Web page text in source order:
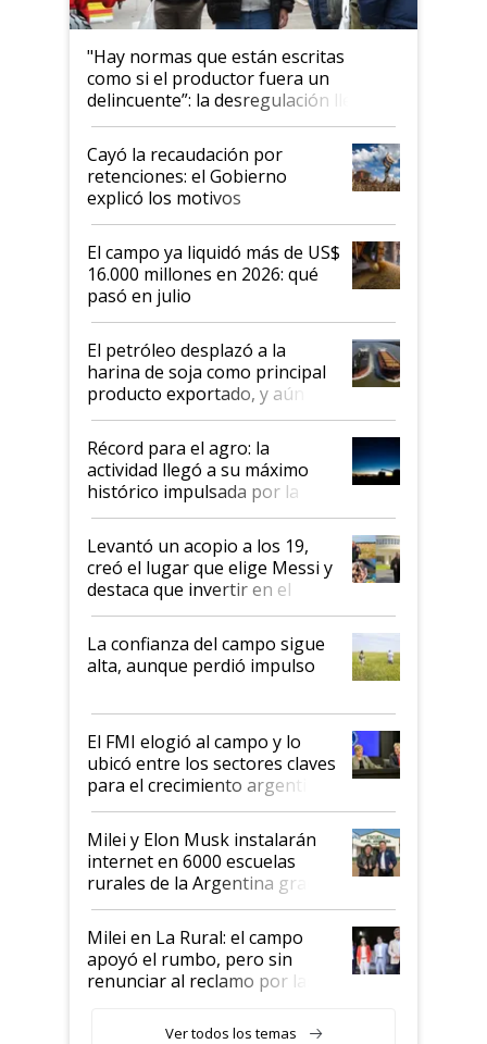
"Hay normas que están escritas
como si el productor fuera un
delincuente”: la desregulación llegó
al Congreso Aapresid y hasta se
habló del financiamiento al IPCVA
Cayó la recaudación por
retenciones: el Gobierno
explicó los motivos
El campo ya liquidó más de US$
16.000 millones en 2026: qué
pasó en julio
El petróleo desplazó a la
harina de soja como principal
producto exportado, y aún así
el agro aportó casi seis de cada
diez dólares y sostuvo el
liderazgo en un semestre
récord
Récord para el agro: la
actividad llegó a su máximo
histórico impulsada por la
cosecha y las exportaciones
Levantó un acopio a los 19,
creó el lugar que elige Messi y
destaca que invertir en el
kirchnerismo era como "darle
plata a un hijo para droga":
Juan Félix Rossetti, el libertario
que de una dura crisis salió
de Milei
La confianza del campo sigue
alta, aunque perdió impulso
El FMI elogió al campo y lo
ubicó entre los sectores claves
para el crecimiento argentino
Milei y Elon Musk instalarán
internet en 6000 escuelas
rurales de la Argentina gracias
a un acuerdo con Starlink
Milei en La Rural: el campo
apoyó el rumbo, pero sin
renunciar al reclamo por las
Ver todos los temas